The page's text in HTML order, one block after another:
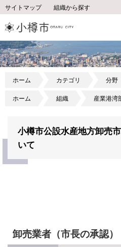
サイトマップ 組織から探す
ホーム カテゴリ 分野
ホーム 組織 産業港湾
小樽市公設水産地方卸売
いて
卸売業者（市長の承認）